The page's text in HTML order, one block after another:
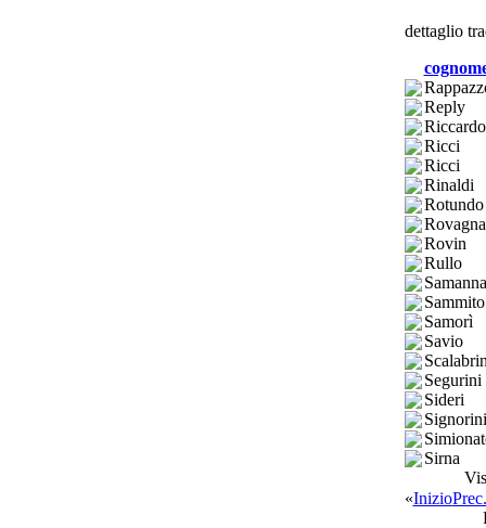
dettaglio
Reply
Riccardo
Ricci
Ricci
Rinaldi
Rotundo
Rovin
Rullo
Samanna
Sammito
Samorì
Savio
Segurini
Sideri
Signorini
Sirna
«InizioPrec.